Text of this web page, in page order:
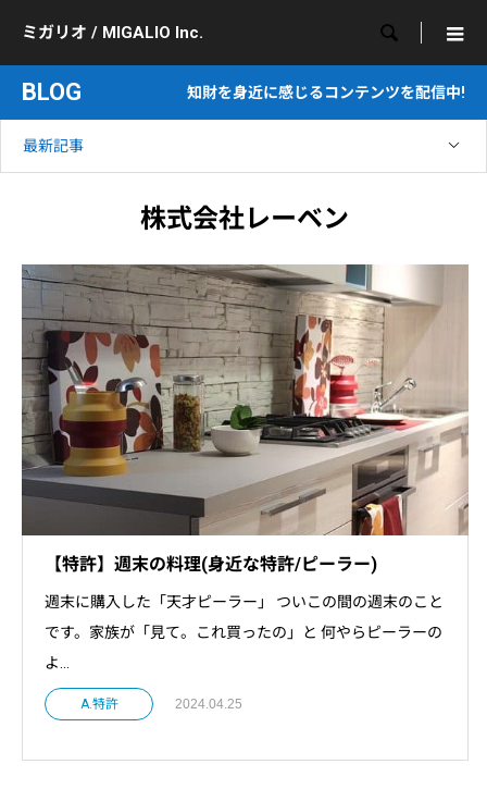
ミガリオ / MIGALIO Inc. 
BLOG 知財を身近に感じるコンテンツを配信中!
最新記事
株式会社レーベン
【特許】週末の料理(身近な特許/ピーラー)
週末に購入した「天才ピーラー」 ついこの間の週末のこと
です。家族が「見て。これ買ったの」と 何やらピーラーの
よ...
A.特許 2024.04.25